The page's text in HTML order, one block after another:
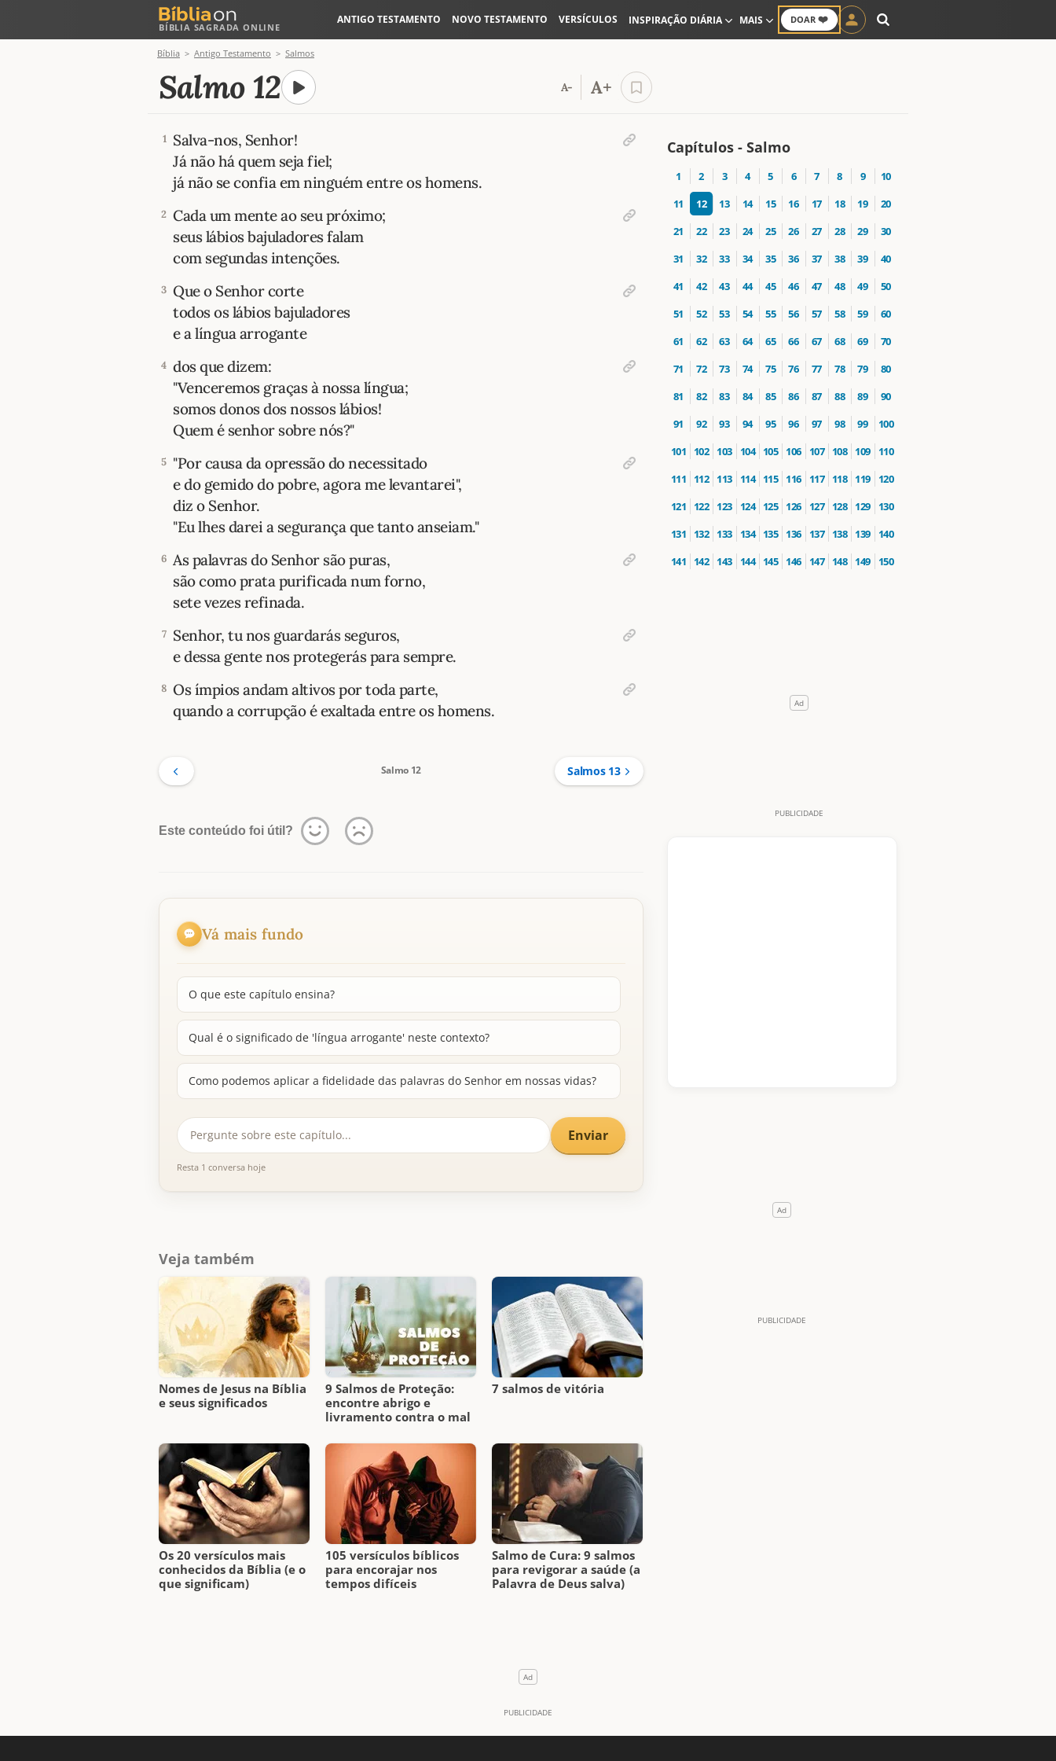
BÍBLIA SAGRADA ONLINE
DOAR ❤️
ANTIGO TESTAMENTO NOVO TESTAMENTO VERSÍCULOS INSPIRAÇÃO DIÁRIA MAIS
Bíblia Antigo Testamento Salmos
Salmo 12 A- A+
1 Salva-nos, Senhor!
Já não há quem seja fiel;
já não se confia em ninguém entre os homens.
2 Cada um mente ao seu próximo;
seus lábios bajuladores falam
com segundas intenções.
3 Que o Senhor corte
todos os lábios bajuladores
e a língua arrogante
4 dos que dizem:
"Venceremos graças à nossa língua;
somos donos dos nossos lábios!
Quem é senhor sobre nós?"
5 "Por causa da opressão do necessitado
e do gemido do pobre, agora me levantarei",
diz o Senhor.
"Eu lhes darei a segurança que tanto an­seiam."
6 As palavras do Senhor são puras,
são como prata purificada num forno,
sete vezes refinada.
7 Senhor, tu nos guardarás seguros,
e dessa gente nos protegerás para sempre.
8 Os ímpios andam altivos por toda parte,
quando a corrupção é exaltada entre os ho­mens.
Salmo 12 Salmos 13
Este conteúdo foi útil?
Vá mais fundo
O que este capítulo ensina?
Qual é o significado de 'língua arrogante' neste contexto?
Como podemos aplicar a fidelidade das palavras do Senhor em nossas vidas?
Enviar
Resta 1 conversa hoje
Veja também
Nomes de Jesus na Bíblia
e seus significados
9 Salmos de Proteção:
encontre abrigo e
livramento contra o mal
7 salmos de vitória
Os 20 versículos mais
conhecidos da Bíblia (e o
que significam)
105 versículos bíblicos
para encorajar nos
tempos difíceis
Salmo de Cura: 9 salmos
para revigorar a saúde (a
Palavra de Deus salva)
Capítulos - Salmo
1 2 3 4 5 6 7 8 9
10
11
12 13 14 15 16 17 18 19
20
21
22 23 24 25 26 27 28 29
30
31
32 33 34 35 36 37 38 39
40
41
42 43 44 45 46 47 48 49
50
51
52 53 54 55 56 57 58 59
60
61
62 63 64 65 66 67 68 69
70
71
72 73 74 75 76 77 78 79
80
81
82 83 84 85 86 87 88 89
90
91
92 93 94 95 96 97 98 99
100
101
102 103 104 105 106 107 108 109
110
111
112 113 114 115 116 117 118 119
120
121
122 123 124 125 126 127 128 129
130
131
132 133 134 135 136 137 138 139
140
141
142 143 144 145 146 147 148 149 150